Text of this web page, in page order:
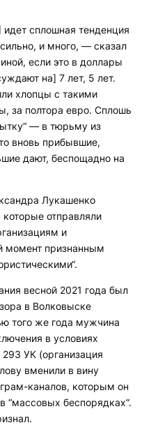
сплошная тенденция
и много, — сказал
если это в доллары
на] 7 лет, 5 лет.
хлопцы с такими
за полтора евро. Сплошь
— в тюрьму из
вновь прибывшие,
дают, беспощадно на
Лукашенко
отправляли
и
момент признанным
весной 2021 года был
в Волковыске
того же года мужчина
в условиях
УК (организация
вменили в вину
каналов, которым он
“массовых беспорядках“.